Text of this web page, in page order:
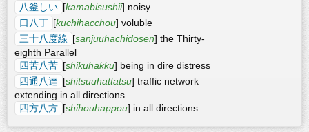
八釜しい [kamabisushii] noisy
口八丁 [kuchihacchou] voluble
三十八度線 [sanjuuhachidosen] the Thirty-
eighth Parallel
四苦八苦 [shikuhakku] being in dire distress
四通八達 [shitsuuhattatsu] traffic network
extending in all directions
四方八方 [shihouhappou] in all directions